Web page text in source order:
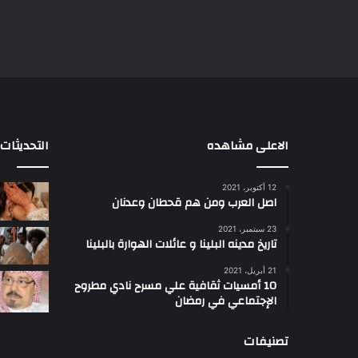
الاعلى مشاهده
12 أكتوبر، 2021
اصل العرب ومن هم قحطان وعدنان
23 سبتمبر، 2021
تاريخ مدينه البلينا و عائلات الهوارة بالبلينا
21 أبريل، 2021
10 أمسيات ثقافية علي مسرح نادي مطروح
الإجتماعي في رمضان
تصنيفات
التحديثات
عبدالله
بطولات
لمالشيخ عبدالله
أبناء سيناء لم تبدأ
بالمر”.. و30